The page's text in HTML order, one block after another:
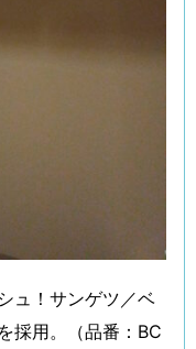
ュ！サンゲツ／ベ
採用。（品番：BC